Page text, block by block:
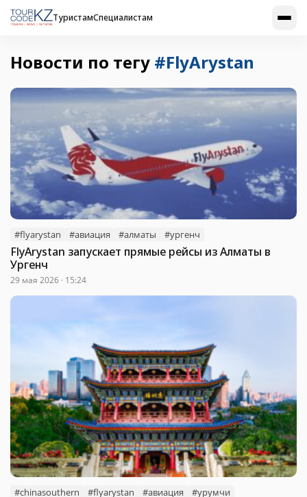
ТуристамСпециалистам
Новости по тегу #FlyArystan
#flyarystan #авиация #алматы #ургенч
FlyArystan запускает прямые рейсы из Алматы в
Ургенч
29 мая 2026 · 15:24
#chinasouthern #flyarystan #авиация #урумчи